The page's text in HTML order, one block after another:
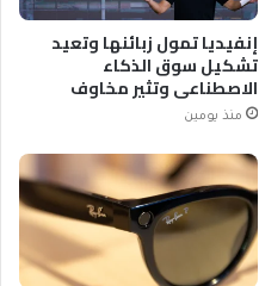
إنفيديا تمول زبائنها وتعيد
تشكيل سوق الذكاء
الاصطناعي وتثير مخاوف
منذ يومين